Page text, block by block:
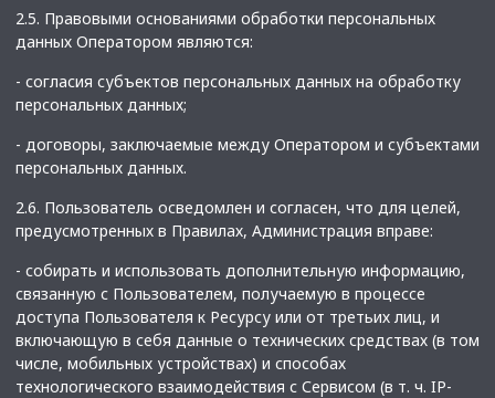
2.5. Правовыми основаниями обработки персональных
данных Оператором являются:
- согласия субъектов персональных данных на обработку
персональных данных;
- договоры, заключаемые между Оператором и субъектами
персональных данных.
2.6. Пользователь осведомлен и согласен, что для целей,
предусмотренных в Правилах, Администрация вправе:
- собирать и использовать дополнительную информацию,
связанную с Пользователем, получаемую в процессе
доступа Пользователя к Ресурсу или от третьих лиц, и
включающую в себя данные о технических средствах (в том
числе, мобильных устройствах) и способах
технологического взаимодействия с Сервисом (в т. ч. IP-